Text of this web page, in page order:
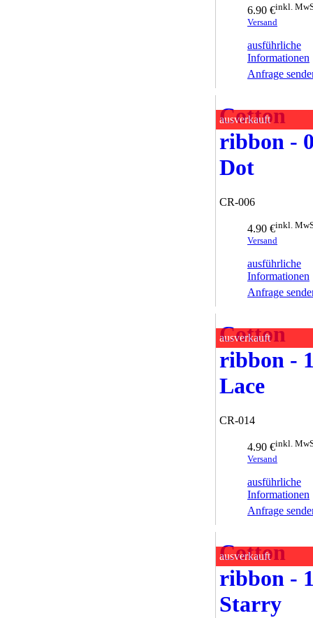
6.90 €inkl.
Versand
ausführliche
Informationen
Anfrage
ausverkauft
Cotton
ribbon -
Dot
CR-006
4.90 €inkl.
Versand
ausführliche
Informationen
Anfrage
ausverkauft
Cotton
ribbon -
Lace
CR-014
4.90 €inkl.
Versand
ausführliche
Informationen
Anfrage
ausverkauft
Cotton
ribbon -
Starry